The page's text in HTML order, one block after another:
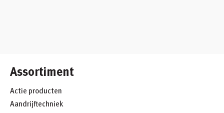
Assortiment
Actie producten
Aandrijftechniek